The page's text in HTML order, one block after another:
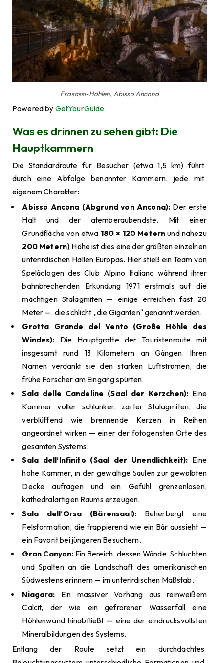
Frasassi-Höhlen, Abisso Ancona
Powered by GetYourGuide
Was es drinnen zu sehen gibt: Die
Hauptkammern
Die Standardroute für Besucher (etwa 1,5 km) führt
durch eine Abfolge benannter Kammern, jede mit
eigenem Charakter:
Abisso Ancona (Abgrund von Ancona): Der erste
Halt und der atemberaubendste. Mit einer
Grundfläche von etwa 180 × 120 Metern und nahezu
200 Metern⟩ Höhe ist dies eine der größten einzelnen
unterirdischen Hallen Europas. Hier stieß ein Team von
Speläologen des Club Alpino Italiano während ihrer
bahnbrechenden Erkundung 1971 erstmals auf die
mächtigen Stalagmiten — einige erreichen fast 20
Meter —, die schlicht „die Giganten“ genannt werden.
Grotta Grande del Vento (Große Höhle des
Windes): Die Hauptgrotte der Touristenroute mit
insgesamt rund 13 Kilometern an Gängen. Ihren
Namen verdankt sie den starken Luftströmen, die
frühe Forscher am Eingang spürten.
Sala delle Candeline (Saal der Kerzchen): Eine
Kammer voller schlanker, zarter Stalagmiten, die
verblüffend wie brennende Kerzen in Reihen
angeordnet wirken — einer der fotogensten Orte des
gesamten Systems.
Sala dell’Infinito (Saal der Unendlichkeit): Eine
hohe Kammer, in der gewaltige Säulen zur gewölbten
Decke aufragen und ein Gefühl grenzenlosen,
kathedralartigen Raums erzeugen.
Sala dell’Orsa (Bärensaal):Beherbergt eine
Felsformation, die frappierend wie ein Bär aussieht —
ein Favorit bei jüngeren Besuchern.
Gran Canyon: Ein Bereich, dessen Wände, Schluchten
und Spalten an die Landschaft des amerikanischen
Südwestens erinnern — im unterirdischen Maßstab.
Niagara: Ein massiver Vorhang aus reinweißem
Calcit, der wie ein gefrorener Wasserfall eine
Höhlenwand hinabfließt — eine der eindrucksvollsten
Mineralbildungen des Systems.
Entlang der Route setzt ein durchdachtes